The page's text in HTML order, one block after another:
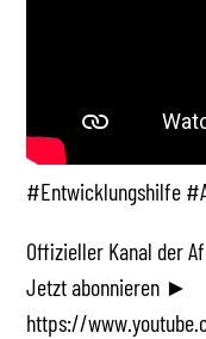
#Entwicklungshilfe
Offizieller Kanal der
Jetzt abonnieren ►
https://